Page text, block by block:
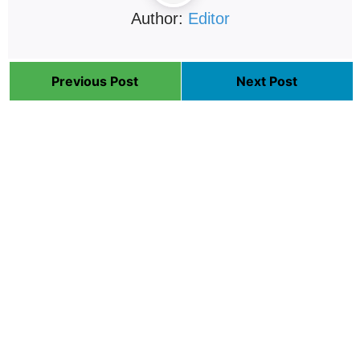
Author: Editor
Previous Post Next Post